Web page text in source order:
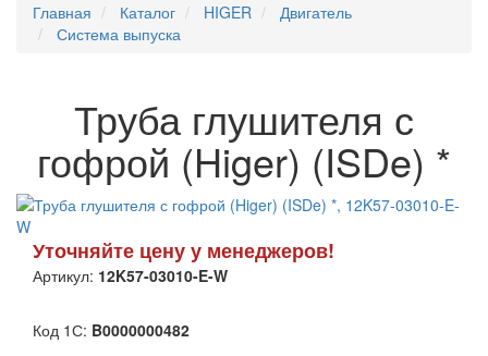
Главная
Каталог HIGER
Двигатель
Система выпуска
Труба глушителя с
гофрой (Higer) (ISDe) *
Уточняйте цену у менеджеров!
Артикул: 12K57-03010-E-W
Код 1С: B0000000482